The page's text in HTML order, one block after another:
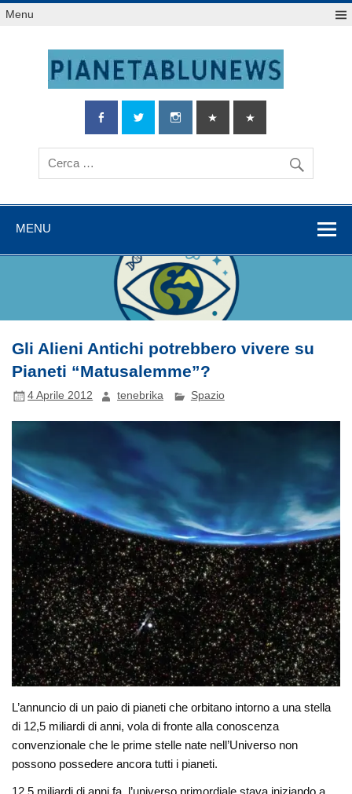
Salta
alMenu
MENU
Gli Alieni Antichi potrebbero vivere su
Pianeti “Matusalemme”?
4 Aprile 2012 tenebrika Spazio
L’annuncio di un paio di pianeti che orbitano intorno a una stella
di 12,5 miliardi di anni, vola di fronte alla conoscenza
convenzionale che le prime stelle nate nell’Universo non
possono possedere ancora tutti i pianeti.